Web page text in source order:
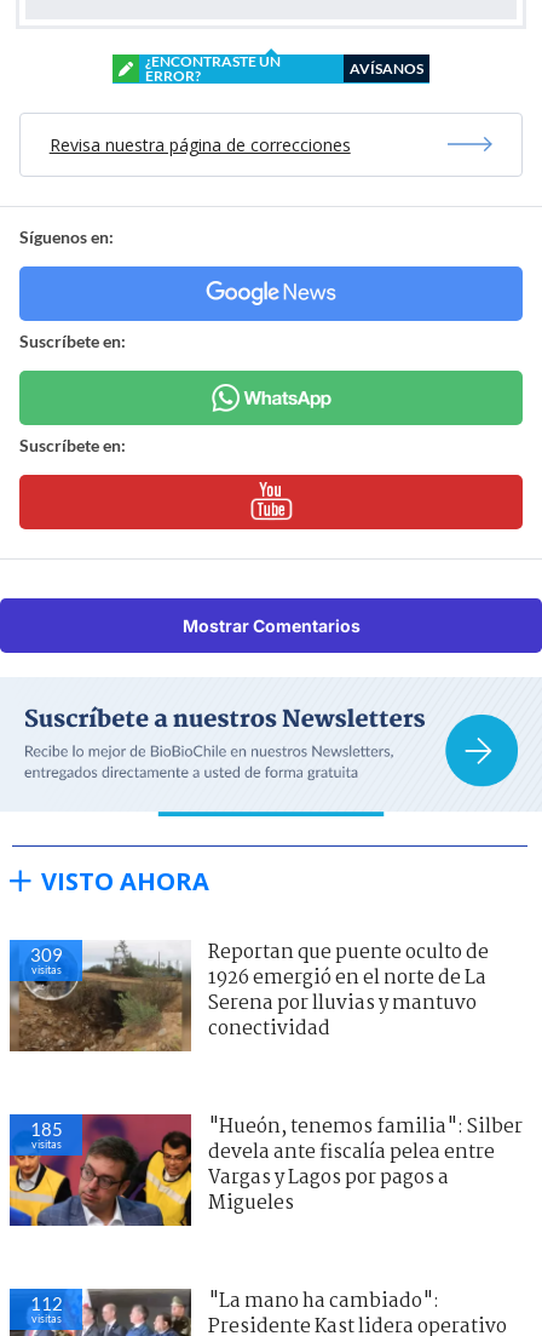
¿ENCONTRASTE UN
ERROR?
AVÍSANOS
Revisa nuestra página de correcciones
Síguenos en:
Suscríbete en:
Suscríbete en:
Mostrar Comentarios
VISTO AHORA
309
visitas
Reportan que puente oculto de
1926 emergió en el norte de La
Serena por lluvias y mantuvo
conectividad
185
visitas
"Hueón, tenemos familia": Silber
devela ante fiscalía pelea entre
Vargas y Lagos por pagos a
Migueles
112
visitas
"La mano ha cambiado":
Presidente Kast lidera operativo